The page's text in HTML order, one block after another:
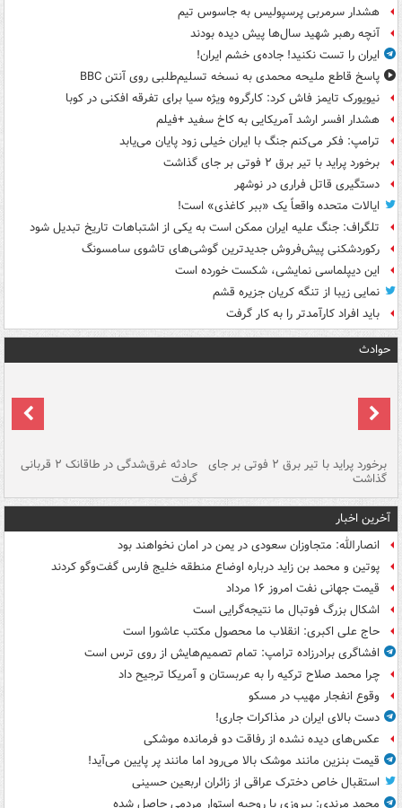
هشدار سرمربی پرسپولیس به جاسوس تیم
آنچه رهبر شهید سال‌ها پیش دیده بودند
ایران را تست نکنید! جاده‌ی خشم ایران!
پاسخ قاطع ملیحه محمدی به نسخه تسلیم‌طلبی روی آنتن BBC
نیویورک تایمز فاش کرد: کارگروه ویژه سیا برای تفرقه افکنی در کوبا
هشدار افسر ارشد آمریکایی به کاخ سفید +فیلم
ترامپ: فکر می‌کنم جنگ با ایران خیلی زود پایان می‌یابد
برخورد پراید با تیر برق ۲ فوتی بر جای گذاشت
دستگیری قاتل فراری در نوشهر
ایالات متحده واقعاً یک «ببر کاغذی» است!
تلگراف: جنگ علیه ایران ممکن است به یکی از اشتباهات تاریخ تبدیل شود
رکوردشکنی پیش‌فروش جدیدترین گوشی‌های تاشوی سامسونگ
این دیپلماسی نمایشی، شکست خورده است
نمایی زیبا از تنگه کریان جزیره قشم
باید افراد کارآمدتر را به کار گرفت
حوادث
برخورد پراید با تیر برق ۲ فوتی بر جای
گذاشت
حادثه غرق‌شدگی در طاقانک ۲ قربانی
گرفت
آخرین اخبار
انصارالله: متجاوزان سعودی در یمن در امان نخواهند بود
پوتین و محمد بن زاید درباره اوضاع منطقه خلیج فارس گفت‌وگو کردند
قیمت جهانی نفت امروز ۱۶ مرداد
اشکال بزرگ فوتبال ما نتیجه‌گرایی است
حاج علی اکبری: انقلاب ما محصول مکتب عاشورا است
افشاگری برادرزاده ترامپ: تمام تصمیم‌هایش از روی ترس است
چرا محمد صلاح ترکیه را به عربستان و آمریکا ترجیح داد
وقوع انفجار مهیب در مسکو
دست بالای ایران در مذاکرات جاری!
عکس‌های دیده نشده از رفاقت دو فرمانده‌ موشکی
قیمت بنزین مانند موشک بالا می‌رود اما مانند پر پایین می‌آید!
استقبال خاص دخترک عراقی از زائران اربعین حسینی
محمد مرندی: پیروزی با روحیه استوار مردمی حاصل شده